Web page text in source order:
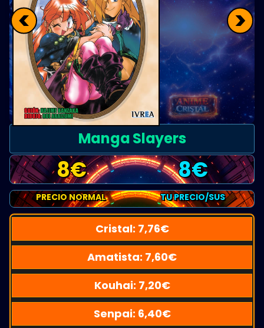
< >
Manga Slayers
8€ 8€
PRECIO NORMAL TU PRECIO/SUS
Cristal: 7,76€
Amatista: 7,60€
Kouhai: 7,20€
Senpai: 6,40€